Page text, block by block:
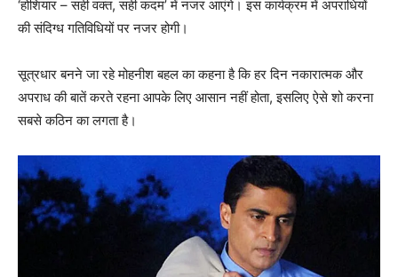
‘होशियार – सही वक्‍त, सही कदम’ में नजर आएंगे। इस कार्यक्रम में अपराधियों
की संदिग्‍ध गतिविधियों पर नजर होगी।
सूत्रधार बनने जा रहे मोहनीश बहल का कहना है कि हर दिन नकारात्‍मक और
अपराध की बातें करते रहना आपके लिए आसान नहीं होता, इसलिए ऐसे शो करना
सबसे कठिन का लगता है।